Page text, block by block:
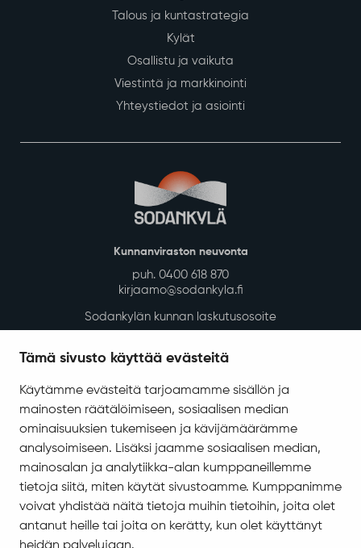
Tämä sivusto käyttää evästeitä
Käytämme evästeitä tarjoamamme sisällön ja
mainosten räätälöimiseen, sosiaalisen median
ominaisuuksien tukemiseen ja kävijämäärämme
analysoimiseen. Lisäksi jaamme sosiaalisen median,
mainosalan ja analytiikka-alan kumppaneillemme
tietoja siitä, miten käytät sivustoamme. Kumppanimme
voivat yhdistää näitä tietoja muihin tietoihin, joita olet
antanut heille tai joita on kerätty, kun olet käyttänyt
Talous ja kuntastrategia
Kylät
Osallistu ja vaikuta
Viestintä ja markkinointi
Yhteystiedot ja asiointi
Kunnanviraston neuvonta
puh. 0400 618 870
kirjaamo@sodankyla.fi
Sodankylän kunnan laskutusosoite
Asiakirjajulkisuuskuvaus
Evästeiden hallinta
Yhteystiedot
Jäämerentie 1, 99601 Sodankylä
Kaikki yhteystiedot
Henkilökunnan intranet